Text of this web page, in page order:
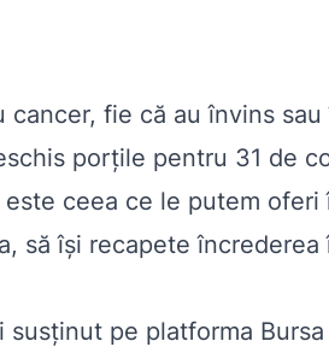
fie că au învins
porțile pentru 31 de
ceea ce le putem
să își recapete încrederea
pe platforma